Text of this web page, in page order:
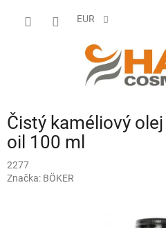
EUR
Čistý kaméliový olej
oil 100 ml
2277
Značka: BÖKER